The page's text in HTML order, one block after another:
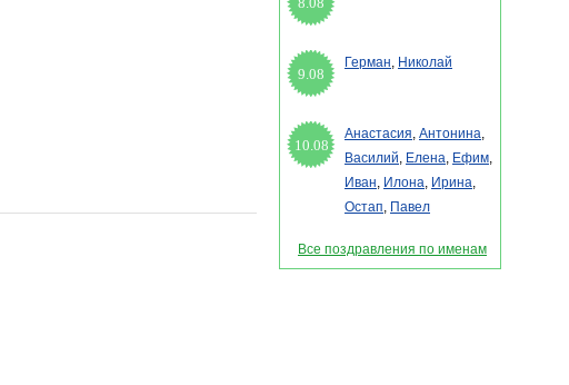
9.08
Герман, Николай
10.08
Анастасия, Антонина,
Василий, Елена, Ефим,
Иван, Илона, Ирина,
Остап, Павел
Все поздравления по именам